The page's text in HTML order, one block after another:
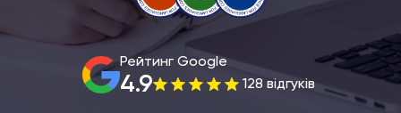
Рейтинг Google
4.9 128 відгуків